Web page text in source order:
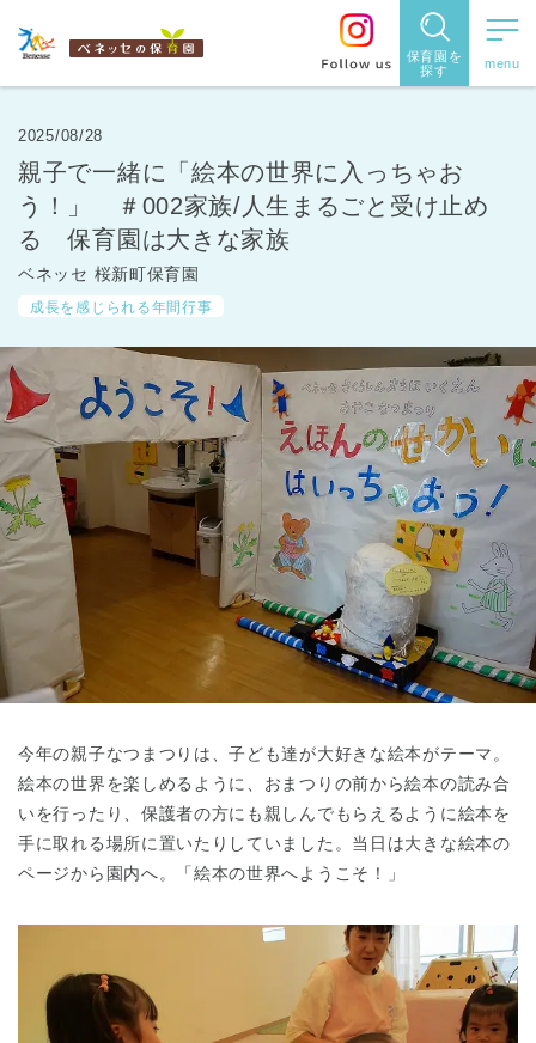
保育園を
探す
保育園を探す
住所・駅
名から探
都道府県
から探す
東京都
東京都 全域
2025/08/28
親子で一緒に「絵本の世界に入っちゃお
う！」 ＃002家族/人生まるごと受け止め
る 保育園は大きな家族
ベネッセ 桜新町保育園
成長を感じられる年間行事
今年の親子なつまつりは、子ども達が大好きな絵本がテーマ。
絵本の世界を楽しめるように、おまつりの前から絵本の読み合
いを行ったり、保護者の方にも親しんでもらえるように絵本を
手に取れる場所に置いたりしていました。当日は大きな絵本の
ページから園内へ。「絵本の世界へようこそ！」